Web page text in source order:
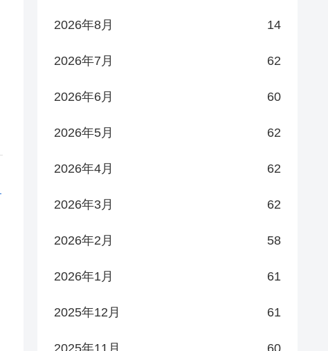
2026年8月 14
2026年7月 62
2026年6月 60
2026年5月 62
2026年4月 62
2026年3月 62
2026年2月 58
2026年1月 61
2025年12月 61
2025年11月 60